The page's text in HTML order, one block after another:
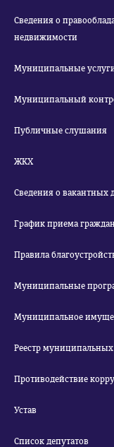
Сведения о
недвижимости
Муниципальные
Муниципальный
Публичные слушания
ЖКХ
Сведения о вакантных
График приема граждан
Правила
Муниципальные
Муниципальное
Реестр
Противодействие
Устав
Список депутатов